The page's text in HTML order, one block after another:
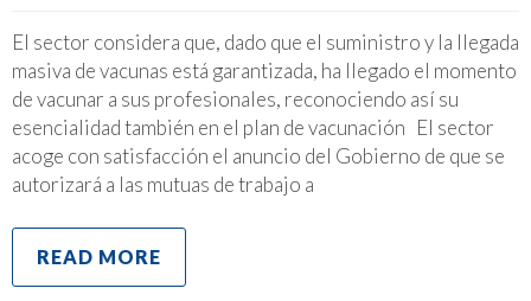
El sector considera que, dado que el suministro y la llegada
masiva de vacunas está garantizada, ha llegado el momento
de vacunar a sus profesionales, reconociendo así su
esencialidad también en el plan de vacunación El sector
acoge con satisfacción el anuncio del Gobierno de que se
autorizará a las mutuas de trabajo a
READ MORE